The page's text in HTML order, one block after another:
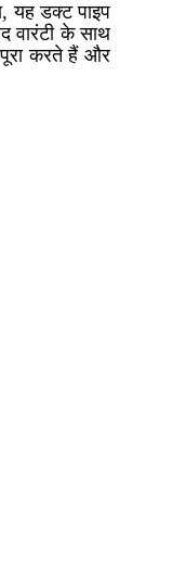
यह डक्ट पाइप
वारंटी के साथ
पूरा करते हैं और